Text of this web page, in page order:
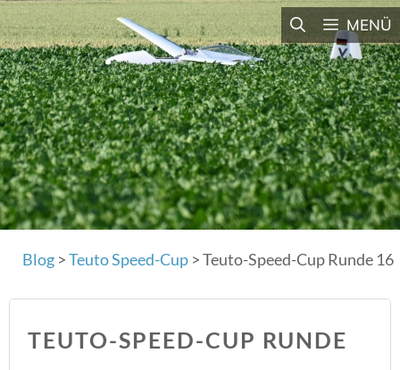
Zum
Inhalt
springen
MENÜ
Blog >Teuto Speed-Cup >Teuto-Speed-Cup Runde 16
TEUTO-SPEED-CUP RUNDE